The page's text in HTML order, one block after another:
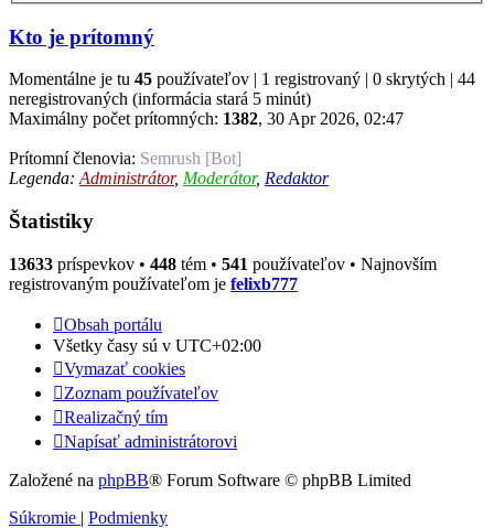
Kto je prítomný
Momentálne je tu 45 používateľov | 1 registrovaný | 0 skrytých | 44
neregistrovaných (informácia stará 5 minút)
Maximálny počet prítomných: 1382, 30 Apr 2026, 02:47
Prítomní členovia: Semrush [Bot]
Legenda: Administrátor, Moderátor, Redaktor
Štatistiky
13633 príspevkov • 448 tém • 541 používateľov • Najnovším
registrovaným používateľom je felixb777
Obsah portálu
Všetky časy sú v UTC+02:00
Vymazať cookies
Zoznam používateľov
Realizačný tím
Napísať administrátorovi
Založené na phpBB® Forum Software © phpBB Limited
Súkromie | Podmienky